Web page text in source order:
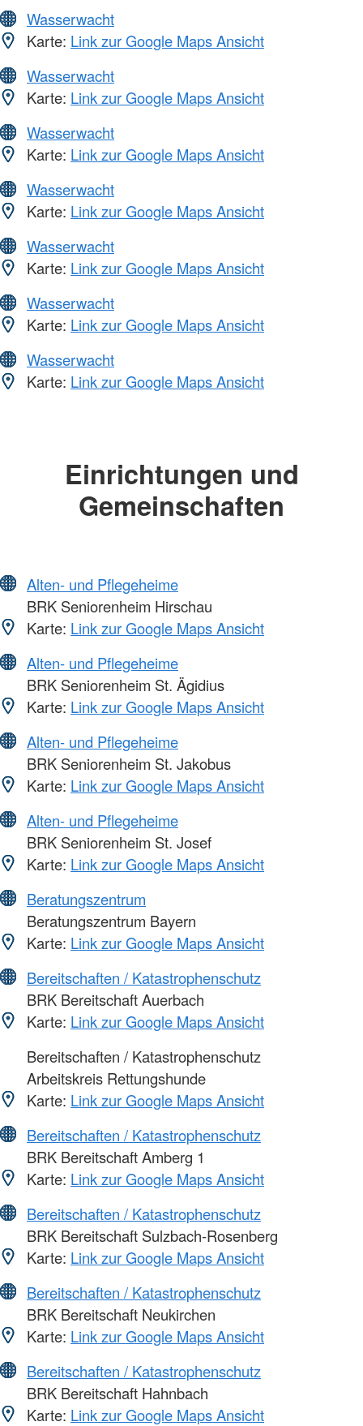
Wasserwacht
Karte: Link zur Google Maps Ansicht
Wasserwacht
Karte: Link zur Google Maps Ansicht
Wasserwacht
Karte: Link zur Google Maps Ansicht
Wasserwacht
Karte: Link zur Google Maps Ansicht
Wasserwacht
Karte: Link zur Google Maps Ansicht
Wasserwacht
Karte: Link zur Google Maps Ansicht
Wasserwacht
Karte: Link zur Google Maps Ansicht
Einrichtungen und
Gemeinschaften
Alten- und Pflegeheime
BRK Seniorenheim Hirschau
Karte: Link zur Google Maps Ansicht
Alten- und Pflegeheime
BRK Seniorenheim St. Ägidius
Karte: Link zur Google Maps Ansicht
Alten- und Pflegeheime
BRK Seniorenheim St. Jakobus
Karte: Link zur Google Maps Ansicht
Alten- und Pflegeheime
BRK Seniorenheim St. Josef
Karte: Link zur Google Maps Ansicht
Beratungszentrum
Beratungszentrum Bayern
Karte: Link zur Google Maps Ansicht
Bereitschaften / Katastrophenschutz
BRK Bereitschaft Auerbach
Karte: Link zur Google Maps Ansicht
Bereitschaften / Katastrophenschutz
Arbeitskreis Rettungshunde
Karte: Link zur Google Maps Ansicht
Bereitschaften / Katastrophenschutz
BRK Bereitschaft Amberg 1
Karte: Link zur Google Maps Ansicht
Bereitschaften / Katastrophenschutz
BRK Bereitschaft Sulzbach-Rosenberg
Karte: Link zur Google Maps Ansicht
Bereitschaften / Katastrophenschutz
BRK Bereitschaft Neukirchen
Karte: Link zur Google Maps Ansicht
Bereitschaften / Katastrophenschutz
BRK Bereitschaft Hahnbach
Karte: Link zur Google Maps Ansicht